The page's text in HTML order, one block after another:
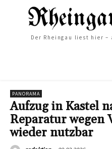
Der Rheingau liest hier
PANORAMA
Aufzug in Kastel
Reparatur wegen
wieder nutzbar